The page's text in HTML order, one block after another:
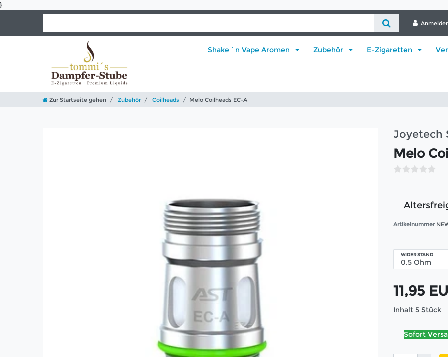
}
Shake´n Vape Aromen Zubehör E-Zigaretten
Zur Startseite gehen Zubehör Coilheads Melo Coilheads EC-A
Joyetech
Melo
Artikelnummer
WIDERSTAND
11,95
Inhalt 5 Stück
Sofort